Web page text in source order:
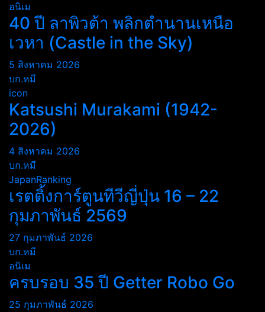
อนิเม
40 ปี ลาพิวต้า พลิกตำนานเหนือ
เวหา (Castle in the Sky)
5 สิงหาคม 2026
บก.หมี
icon
Katsushi Murakami (1942-
2026)
4 สิงหาคม 2026
บก.หมี
JapanRanking
เรตติ้งการ์ตูนทีวีญี่ปุ่น 16 – 22
กุมภาพันธ์ 2569
27 กุมภาพันธ์ 2026
บก.หมี
อนิเม
ครบรอบ 35 ปี Getter Robo Go
25 กุมภาพันธ์ 2026